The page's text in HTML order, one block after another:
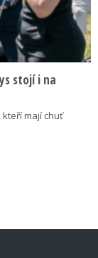
stojí i na
kteří mají chuť